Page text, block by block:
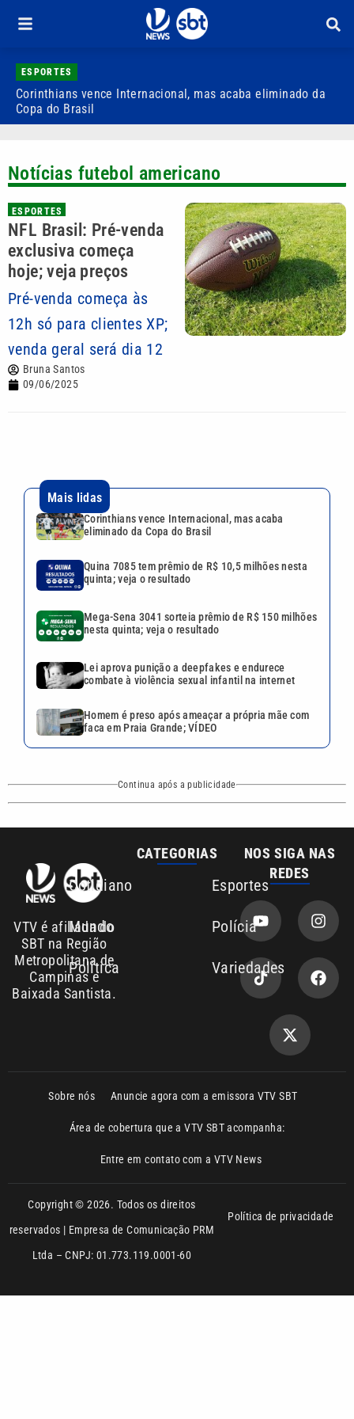
ESPORTES
Corinthians vence Internacional, mas acaba eliminado da
Copa do Brasil
Notícias futebol americano
ESPORTES
NFL Brasil: Pré-venda
exclusiva começa
hoje; veja preços
Pré-venda começa às
12h só para clientes XP;
venda geral será dia 12
Bruna Santos
09/06/2025
Mais lidas
Corinthians vence Internacional, mas acaba
eliminado da Copa do Brasil
Quina 7085 tem prêmio de R$ 10,5 milhões nesta
quinta; veja o resultado
Mega-Sena 3041 sorteia prêmio de R$ 150 milhões
nesta quinta; veja o resultado
Lei aprova punição a deepfakes e endurece
combate à violência sexual infantil na internet
Homem é preso após ameaçar a própria mãe com
faca em Praia Grande; VÍDEO
Continua após a publicidade
VTV é afiliada do
SBT na Região
Metropolitana de
Campinas e
Baixada Santista.
CATEGORIAS
Cotidiano Esportes
Mundo Polícia
Política Variedades
NOS SIGA NAS
REDES
Sobre nós Anuncie agora com a emissora VTV SBT
Área de cobertura que a VTV SBT acompanha:
Entre em contato com a VTV News
Copyright © 2026. Todos os direitos
reservados | Empresa de Comunicação PRM
Ltda – CNPJ: 01.773.119.0001-60
Política de privacidade